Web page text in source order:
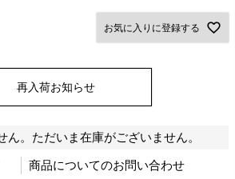
お気に入りに登録する
再入荷お知らせ
ん。ただいま在庫がございません。
商品についてのお問い合わせ